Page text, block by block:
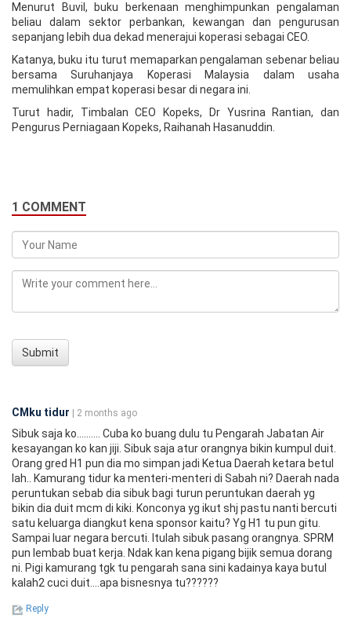
Menurut Buvil, buku berkenaan menghimpunkan pengalaman
beliau dalam sektor perbankan, kewangan dan pengurusan
sepanjang lebih dua dekad menerajui koperasi sebagai CEO.
Katanya, buku itu turut memaparkan pengalaman sebenar beliau
bersama Suruhanjaya Koperasi Malaysia dalam usaha
memulihkan empat koperasi besar di negara ini.
Turut hadir, Timbalan CEO Kopeks, Dr Yusrina Rantian, dan
Pengurus Perniagaan Kopeks, Raihanah Hasanuddin.
1 COMMENT
Submit
CMku tidur | 2 months ago
Sibuk saja ko.......... Cuba ko buang dulu tu Pengarah Jabatan Air
kesayangan ko kan jiji. Sibuk saja atur orangnya bikin kumpul duit.
Orang gred H1 pun dia mo simpan jadi Ketua Daerah ketara betul
lah.. Kamurang tidur ka menteri-menteri di Sabah ni? Daerah nada
peruntukan sebab dia sibuk bagi turun peruntukan daerah yg
bikin dia duit mcm di kiki. Konconya yg ikut shj pastu nanti bercuti
satu keluarga diangkut kena sponsor kaitu? Yg H1 tu pun gitu.
Sampai luar negara bercuti. Itulah sibuk pasang orangnya. SPRM
pun lembab buat kerja. Ndak kan kena pigang bijik semua dorang
ni. Pigi kamurang tgk tu pengarah sana sini kadainya kaya butul
kalah2 cuci duit....apa bisnesnya tu??????
Reply